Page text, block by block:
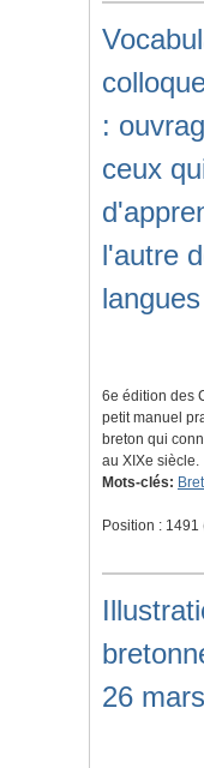
:
ceux
l'autre
langues
6e édition des
petit manuel
breton qui
au XIXe siècle.
Mots-clés:
Position : 1491
26